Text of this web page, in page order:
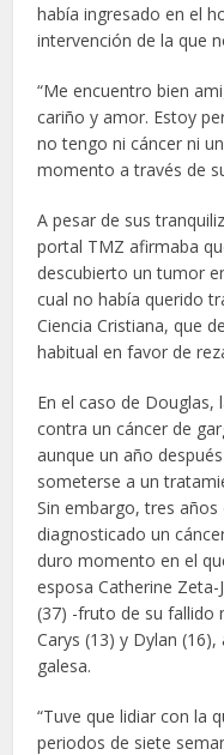
había ingresado en el
intervención de la que
“Me encuentro bien
cariño y amor. Estoy
no tengo ni cáncer ni
momento a través de
A pesar de sus
portal TMZ afirmaba
descubierto un tumor
cual no había querido
Ciencia Cristiana, que
habitual en favor de
En el caso de Douglas,
contra un cáncer de
aunque un año
someterse a un
Sin embargo, tres
diagnosticado un
duro momento en el
esposa Catherine
(37) -fruto de su fallido
Carys (13) y Dylan
galesa.
“Tuve que lidiar con la
periodos de siete